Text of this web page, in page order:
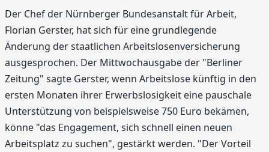
Der Chef der Nürnberger Bundesanstalt für Arbeit,
Florian Gerster, hat sich für eine grundlegende
Änderung der staatlichen Arbeitslosenversicherung
ausgesprochen. Der Mittwochausgabe der "Berliner
Zeitung" sagte Gerster, wenn Arbeitslose künftig in den
ersten Monaten ihrer Erwerbslosigkeit eine pauschale
Unterstützung von beispielsweise 750 Euro bekämen,
könne "das Engagement, sich schnell einen neuen
Arbeitsplatz zu suchen", gestärkt werden. "Der Vorteil